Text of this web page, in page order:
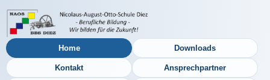
Home Downloads
Kontakt Ansprechpartner